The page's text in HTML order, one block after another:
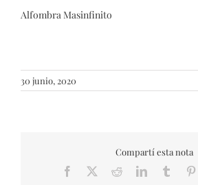
Alfombra Masinfinito
30 junio, 2020
Compartí esta nota
Facebook RedditLinkedInTumblr